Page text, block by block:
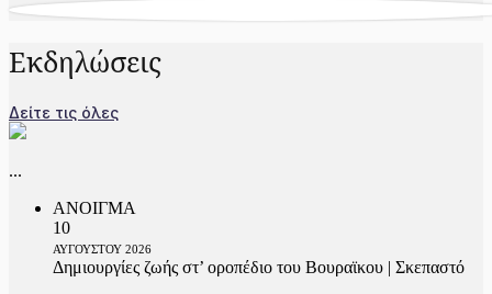
Εκδηλώσεις
Δείτε τις όλες
...
ΑΝΟΙΓΜΑ
10
ΑΥΓΟΥΣΤΟΥ 2026
Δημιουργίες ζωής στ’ οροπέδιο του Βουραϊκου | Σκεπαστό